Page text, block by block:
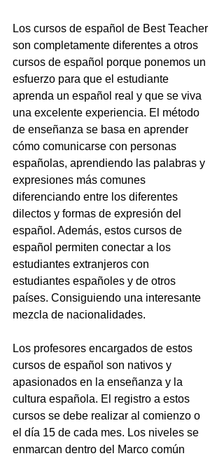
Los cursos de español de Best Teacher
son completamente diferentes a otros
cursos de español porque ponemos un
esfuerzo para que el estudiante
aprenda un español real y que se viva
una excelente experiencia. El método
de enseñanza se basa en aprender
cómo comunicarse con personas
españolas, aprendiendo las palabras y
expresiones más comunes
diferenciando entre los diferentes
dilectos y formas de expresión del
español. Además, estos cursos de
español permiten conectar a los
estudiantes extranjeros con
estudiantes españoles y de otros
países. Consiguiendo una interesante
mezcla de nacionalidades.
Los profesores encargados de estos
cursos de español son nativos y
apasionados en la enseñanza y la
cultura española. El registro a estos
cursos se debe realizar al comienzo o
el día 15 de cada mes. Los niveles se
enmarcan dentro del Marco común